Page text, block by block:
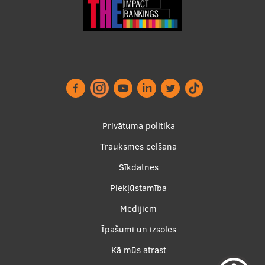
Virtuālā tūre
Studiju un vides pieejamība
Privātuma politika
Trauksmes celšana
Sīkdatnes
Piekļūstamība
Medijiem
Īpašumi un izsoles
Kā mūs atrast